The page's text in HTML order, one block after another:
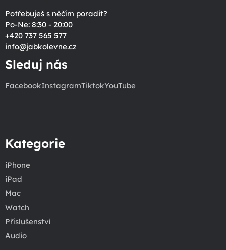
Potřebuješ s něčím poradit?
Po-Ne: 8:30 - 20:00
+420 737 565 577
info@jabkolevne.cz
Sleduj nás
FacebookInstagramTiktokYouTube
Kategorie
iPhone
iPad
Mac
Watch
Příslušenství
Audio